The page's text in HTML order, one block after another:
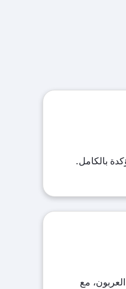
بالكامل.
مع